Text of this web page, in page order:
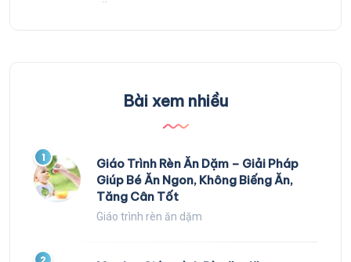
Bài xem nhiều
1
Giáo Trình Rèn Ăn Dặm – Giải Pháp
Giúp Bé Ăn Ngon, Không Biếng Ăn,
Tăng Cân Tốt
Giáo trình rèn ăn dặm